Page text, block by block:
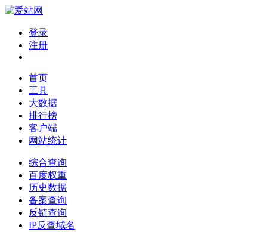
登录
注册
首页
工具
大数据
排行榜
客户端
网站统计
综合查询
百度权重
历史数据
备案查询
反链查询
IP反查域名